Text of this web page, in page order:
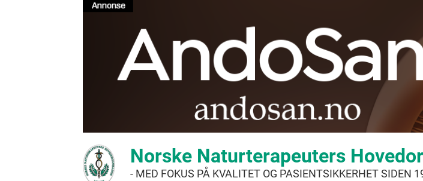
Norske Naturterapeuters
- MED FOKUS PÅ KVALITET OG PASIENTSIKKERHET SIDEN